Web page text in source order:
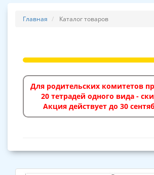
Главная Каталог товаров
Для родительских комитетов
20 тетрадей одного вида -
Акция действует до 30